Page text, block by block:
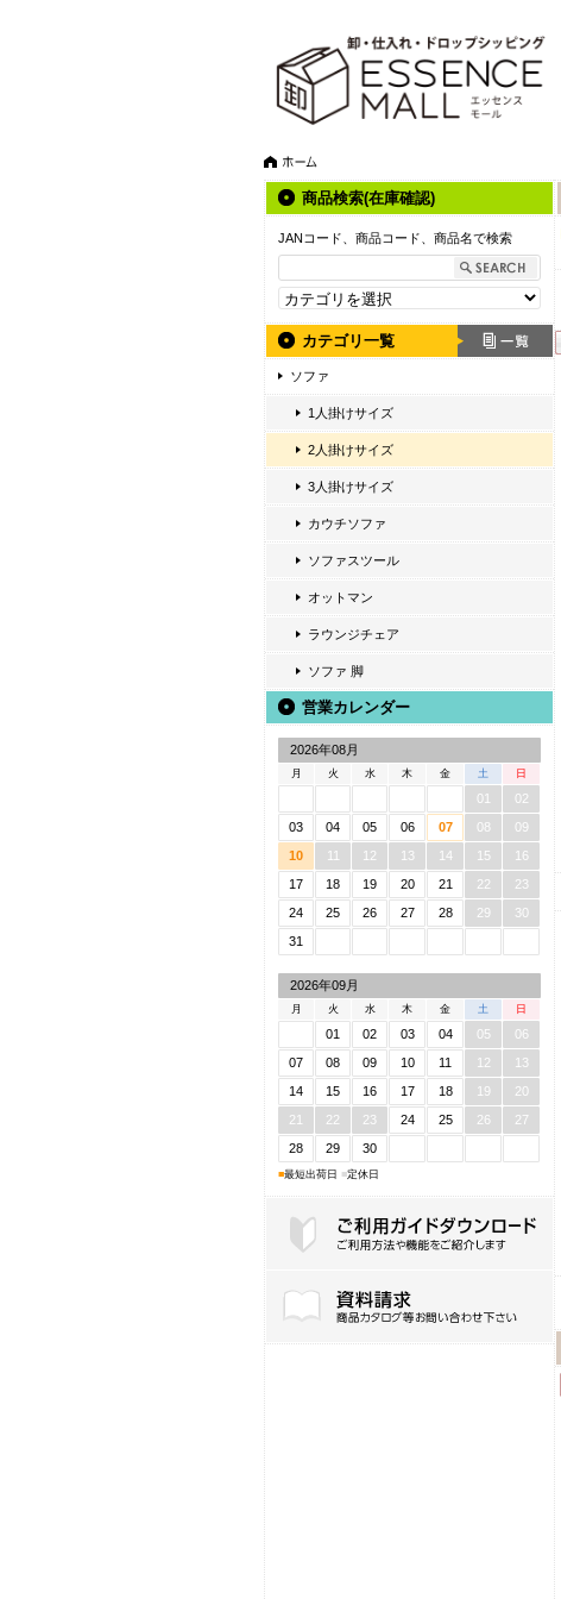
商品検索(在庫確認)
JANコード、商品コード、商品名で検索
カテゴリ一覧
ソファ
1人掛けサイズ
2人掛けサイズ
3人掛けサイズ
カウチソファ
ソファスツール
オットマン
ラウンジチェア
ソファ 脚
営業カレンダー
2026年08月
月 火 水 木 金 土 日
01
02
03
04 05 06 07 08
09
10
11 12 13 14 15
16
17
18 19 20 21 22
23
24
25 26 27 28 29
30
31
2026年09月
月 火 水 木 金 土 日
01 02 03 04 05
06
07
08 09 10 11 12
13
14
15 16 17 18 19
20
21
22 23 24 25 26
27
28
29 30
■最短出荷日 ■定休日